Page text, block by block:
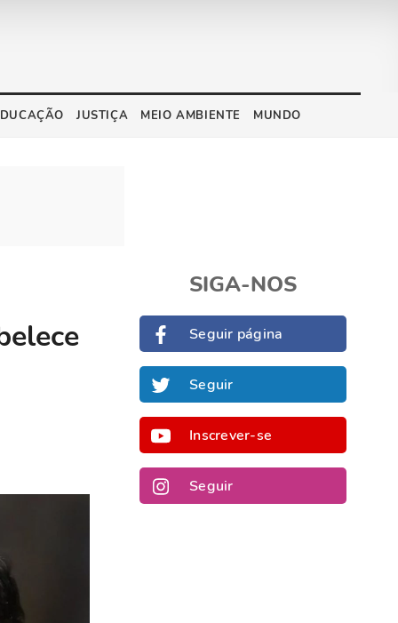
JUSTIÇA MEIO AMBIENTE MUNDO
SIGA-NOS
Seguir página
Seguir
Inscrever-se
Seguir